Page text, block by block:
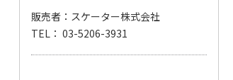
販売者：スケーター株式会社
TEL： 03-5206-3931